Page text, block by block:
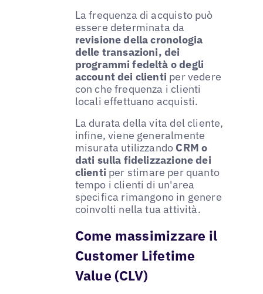
La frequenza di acquisto può
essere determinata da
revisione della cronologia
delle transazioni, dei
programmi fedeltà o degli
account dei clienti per vedere
con che frequenza i clienti
locali effettuano acquisti.
La durata della vita del cliente,
infine, viene generalmente
misurata utilizzando CRM o
dati sulla fidelizzazione dei
clienti per stimare per quanto
tempo i clienti di un'area
specifica rimangono in genere
coinvolti nella tua attività.
Come massimizzare il
Customer Lifetime
Value (CLV)